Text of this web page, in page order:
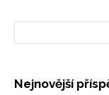
Nejnovější